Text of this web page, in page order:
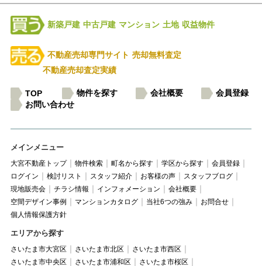
新築戸建 中古戸建 マンション 土地 収益物件
不動産売却専門サイト 売却無料査定
不動産売却査定実績
TOP 物件を探す 会社概要
会員登録
お問い合わせ
メインメニュー
大宮不動産トップ 物件検索 町名から探す 学区から探す
会員登録
ログイン
検討リスト スタッフ紹介 お客様の声
スタッフブログ
現地販売会
チラシ情報 インフォメーション
会社概要
空間デザイン事例
マンションカタログ 当社6つの強み
お問合せ
個人情報保護方針
エリアから探す
さいたま市大宮区 さいたま市北区
さいたま市西区
さいたま市中央区
さいたま市浦和区 さいたま市桜区